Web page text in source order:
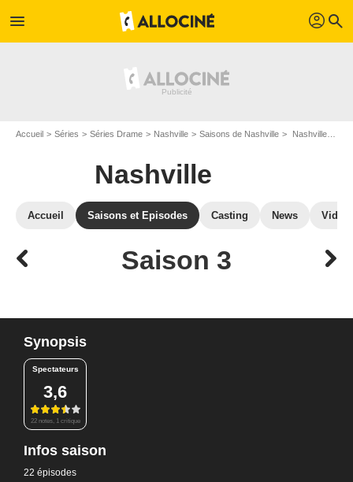
menu profil search
Accueil Séries Séries Drame Nashville Saisons de Nashville Nashville : Episodes de la saison 3
Nashville
Accueil Saisons et Episodes Casting News
Saison 3
Synopsis
Spectateurs
3,6
22 notes, 1 critique
Infos saison
22 épisodes